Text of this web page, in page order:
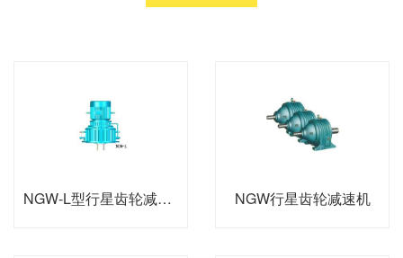
NGW-L型行星齿轮减速机 NGW行星齿轮减速机